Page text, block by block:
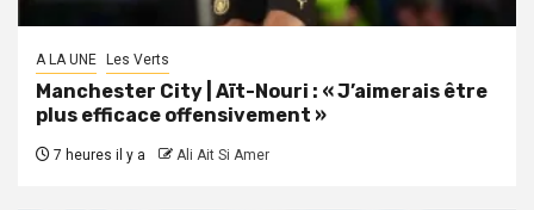
A LA UNE Les Verts
Manchester City | Aït-Nouri : « J’aimerais être
plus efficace offensivement »
7 heures il y a Ali Ait Si Amer